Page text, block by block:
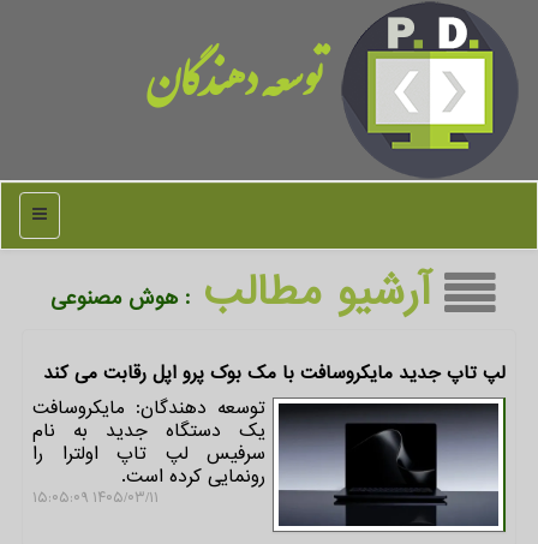
توسعه دهندگان
منو
آرشیو مطالب : هوش مصنوعی
لپ تاپ جدید مایکروسافت با مک بوک پرو اپل رقابت می کند
توسعه دهندگان: مایکروسافت
یک دستگاه جدید به نام
سرفیس لپ تاپ اولترا را
رونمایی کرده است.
۱۴۰۵/۰۳/۱۱ ۱۵:۰۵:۰۹